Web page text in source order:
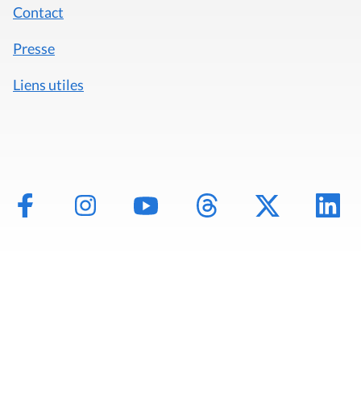
Contact
Presse
Liens utiles